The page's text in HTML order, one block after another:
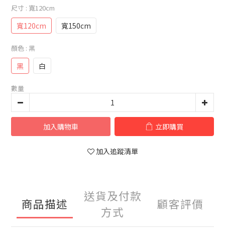
尺寸 : 寬120cm
寬120cm 寬150cm
顏色 : 黑
黑 白
數量
加入購物車 立即購買
加入追蹤清單
商品描述
送貨及付款
方式
顧客評價